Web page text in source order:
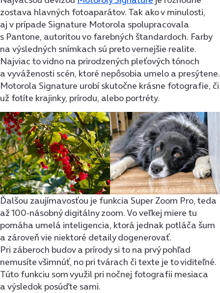
zostava hlavných fotoaparátov. Tak ako v minulosti,
aj v prípade Signature Motorola spolupracovala
s Pantone, autoritou vo farebných štandardoch. Farby
na výsledných snímkach sú preto vernejšie realite.
Najviac to vidno na prirodzených pleťových tónoch
a vyváženosti scén, ktoré nepôsobia umelo a presýtene.
Motorola Signature urobí skutočne krásne fotografie, či
už fotíte krajinky, prírodu, alebo portréty.
Ďalšou zaujímavosťou je funkcia Super Zoom Pro, teda
až 100-násobný digitálny zoom. Vo veľkej miere tu
pomáha umelá inteligencia, ktorá jednak potláča šum
a zároveň vie niektoré detaily dogenerovať.
Pri záberoch budov a prírody si to na prvý pohľad
nemusíte všimnúť, no pri tvárach či texte je to viditeľné.
Túto funkciu som využil pri nočnej fotografii mesiaca
a výsledok posúďte sami.